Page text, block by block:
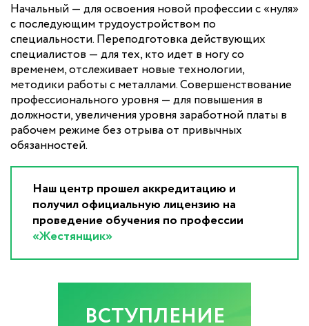
Начальный — для освоения новой профессии с «нуля»
с последующим трудоустройством по
специальности. Переподготовка действующих
специалистов — для тех, кто идет в ногу со
временем, отслеживает новые технологии,
методики работы с металлами. Совершенствование
профессионального уровня — для повышения в
должности, увеличения уровня заработной платы в
рабочем режиме без отрыва от привычных
обязанностей.
Наш центр прошел аккредитацию и
получил официальную лицензию на
проведение обучения по профессии
«Жестянщик»
ВСТУПЛЕНИЕ